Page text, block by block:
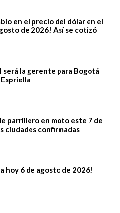
en el precio del dólar en el
de 2026! Así se cotizó
será la gerente para Bogotá
parrillero en moto este 7 de
ciudades confirmadas
hoy 6 de agosto de 2026!